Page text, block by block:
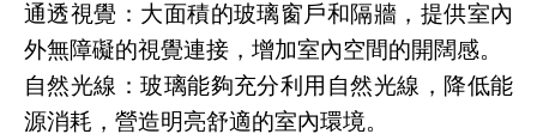
通透視覺：大面積的玻璃窗戶和隔牆，提供室內
外無障礙的視覺連接，增加室內空間的開闊感。
自然光線：玻璃能夠充分利用自然光線，降低能
源消耗，營造明亮舒適的室內環境。